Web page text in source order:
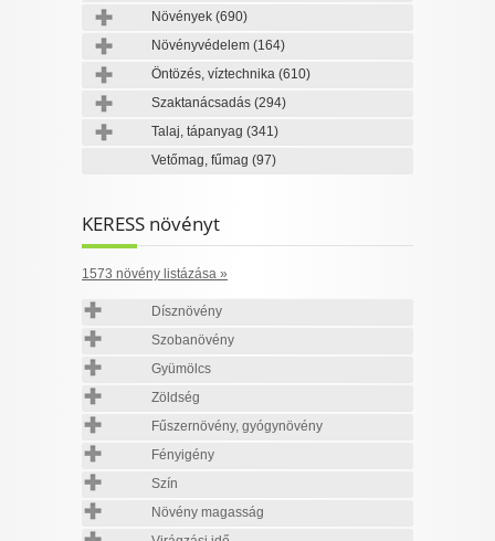
Növények (690)
Növényvédelem (164)
Öntözés, víztechnika (610)
Szaktanácsadás (294)
Talaj, tápanyag (341)
Vetőmag, fűmag (97)
KERESS növényt
1573 növény listázása »
Dísznövény
Szobanövény
Gyümölcs
Zöldség
Fűszernövény, gyógynövény
Fényigény
Szín
Növény magasság